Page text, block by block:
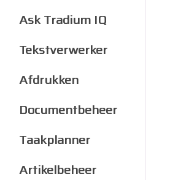
Ask Tradium IQ
Tekstverwerker
Afdrukken
Documentbeheer
Taakplanner
Artikelbeheer